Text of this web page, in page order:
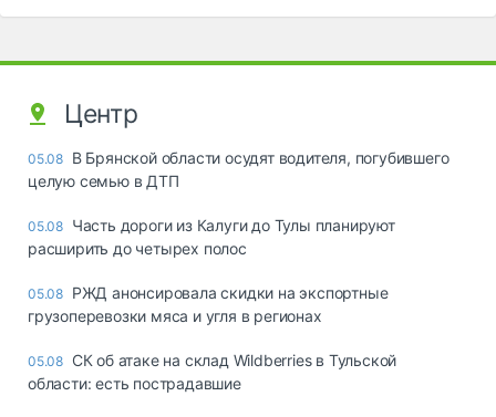
Центр
05.08 В Брянской области осудят водителя, погубившего
целую семью в ДТП
05.08 Часть дороги из Калуги до Тулы планируют
расширить до четырех полос
05.08 РЖД анонсировала скидки на экспортные
грузоперевозки мяса и угля в регионах
05.08 СК об атаке на склад Wildberries в Тульской
области: есть пострадавшие